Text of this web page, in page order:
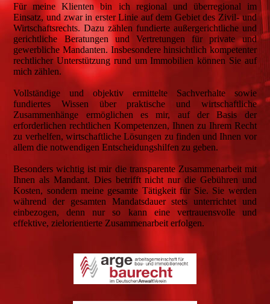
Für meine Klienten bin ich regional und überregional im
Einsatz, und zwar in erster Linie auf dem Gebiet des Zivil- und
Wirtschaftsrechts. Dazu zählen fundierte außergerichtliche und
gerichtliche Beratungen und Vertretungen für private und
gewerbliche Mandanten. Insbesondere hinsichtlich kompetenter
rechtlicher Unterstützung rund um Immobilien können Sie auf
mich zählen.
Vollständige und objektiv ermittelte Sachverhalte sowie
fundiertes Wissen über praktische und wirtschaftliche
Zusammenhänge ermöglichen es mir, auf der Basis der
erforderlichen rechtlichen Kompetenzen, Ihnen zu Ihrem Recht
zu verhelfen, wirtschaftliche Lösungen zu finden und Ihnen vor
allem die notwendigen Entscheidungshilfen zu geben.
Besonders wichtig ist mir die transparente Zusammenarbeit mit
Ihnen als Mandant. Dies betrifft nicht nur die Gebühren und
Kosten, sondern meine gesamte Tätigkeit für Sie. Sie werden
während der gesamten Mandatsdauer stets unterrichtet und
einbezogen, denn nur so kann eine vertrauensvolle und
effektive, zielorientierte Zusammenarbeit erfolgen.